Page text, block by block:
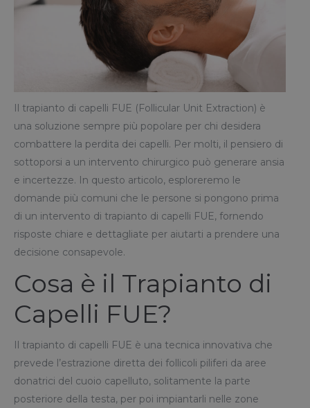
Il trapianto di capelli FUE (Follicular Unit Extraction) è
una soluzione sempre più popolare per chi desidera
combattere la perdita dei capelli. Per molti, il pensiero di
sottoporsi a un intervento chirurgico può generare ansia
e incertezze. In questo articolo, esploreremo le
domande più comuni che le persone si pongono prima
di un intervento di trapianto di capelli FUE, fornendo
risposte chiare e dettagliate per aiutarti a prendere una
decisione consapevole.
Cosa è il Trapianto di
Capelli FUE?
Il trapianto di capelli FUE è una tecnica innovativa che
prevede l’estrazione diretta dei follicoli piliferi da aree
donatrici del cuoio capelluto, solitamente la parte
posteriore della testa, per poi impiantarli nelle zone